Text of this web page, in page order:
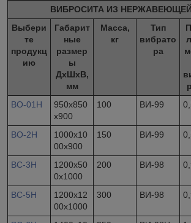
ВИБРОСИТА ИЗ
Выбери
те
продукц
ию
Габарит
ные
размер
ы
ДхШхВ,
мм
Масса,
кг
Тип
вибрато
ра
ВО-01Н
950х850
х900
100 ВИ-99
ВО-2Н
1000х10
00х900
150 ВИ-99
ВС-3Н
1200х50
0х1000
200 ВИ-98
ВС-5Н
1200х12
00х1000
300 ВИ-98